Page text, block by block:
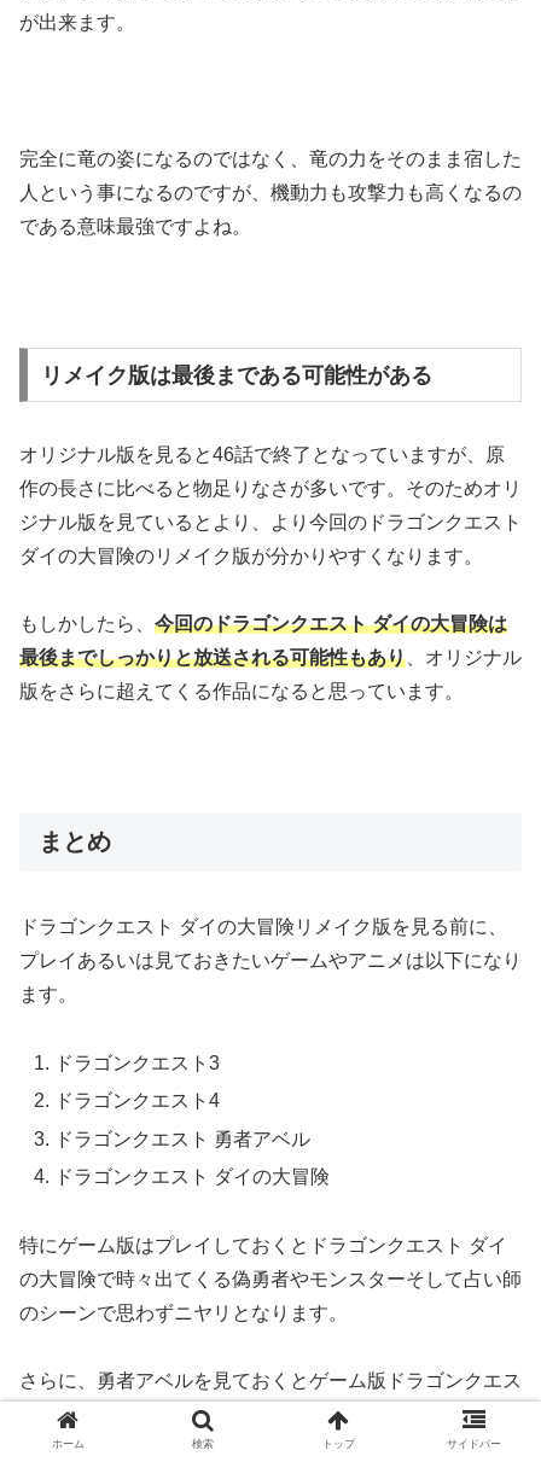
が出来ます。
完全に竜の姿になるのではなく、竜の力をそのまま宿した
人という事になるのですが、機動力も攻撃力も高くなるの
である意味最強ですよね。
リメイク版は最後まである可能性がある
オリジナル版を見ると46話で終了となっていますが、原
作の長さに比べると物足りなさが多いです。そのためオリ
ジナル版を見ているとより、より今回のドラゴンクエスト
ダイの大冒険のリメイク版が分かりやすくなります。
もしかしたら、 今回のドラゴンクエスト ダイの大冒険は
最後までしっかりと放送される可能性もあり、オリジナル
版をさらに超えてくる作品になると思っています。
まとめ
ドラゴンクエスト ダイの大冒険リメイク版を見る前に、
プレイあるいは見ておきたいゲームやアニメは以下になり
ます。
ドラゴンクエスト3
ドラゴンクエスト4
ドラゴンクエスト 勇者アベル
ドラゴンクエスト ダイの大冒険
特にゲーム版はプレイしておくとドラゴンクエスト ダイ
の大冒険で時々出てくる偽勇者やモンスターそして占い師
のシーンで思わずニヤリとなります。
さらに、勇者アベルを見ておくとゲーム版ドラゴンクエス
トの世界をアニメで表現されてるので世界観がよくわかる
ようになります。
ホーム 検索 トップ サイドバー